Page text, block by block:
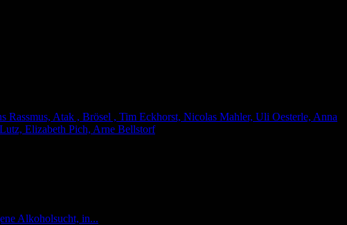
Atak , Brösel , Tim Eckhorst, Nicolas Mahler, Uli Oesterle, Anna
Elizabeth Pich, Arne Bellstorf
Alkoholsucht, in...